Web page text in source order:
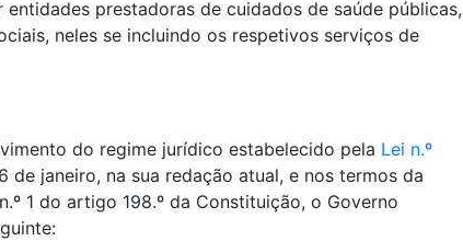
entidades prestadoras de cuidados de saúde públicas,
neles se incluindo os respetivos serviços de
do regime jurídico estabelecido pela Lei n.º
de janeiro, na sua redação atual, e nos termos da
1 do artigo 198.º da Constituição, o Governo